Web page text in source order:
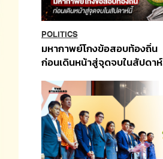
POLITICS
มหากาพย์โกงข้อสอบท้องถิ่น
ก่อนเดินหน้าสู่จุดจบในสัปดาห์